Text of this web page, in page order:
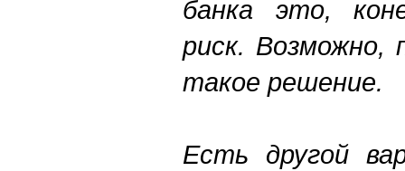
банка это,
риск. Возможно,
такое решение.
Есть другой